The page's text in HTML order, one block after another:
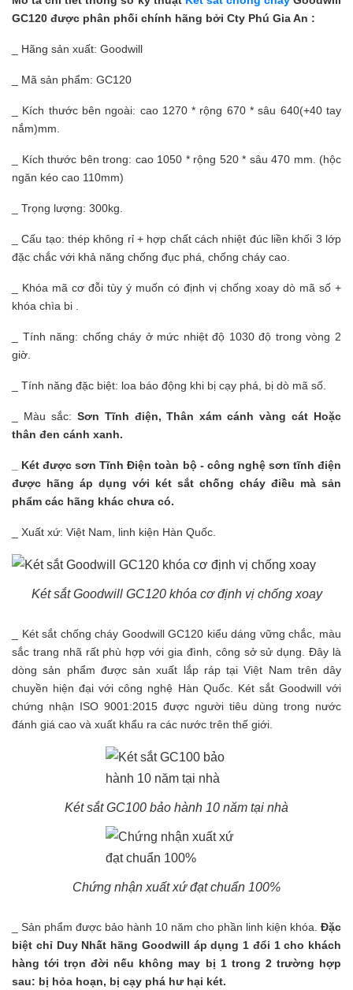
GC120 được phân phối chính hãng bởi Cty Phú Gia An :
_ Hãng sản xuất: Goodwill
_ Mã sản phẩm: GC120
_ Kích thước bên ngoài: cao 1270 * rộng 670 * sâu 640(+40 tay
nắm)mm.
_ Kích thước bên trong: cao 1050 * rộng 520 * sâu 470 mm. (hộc
ngăn kéo cao 110mm)
_ Trọng lượng: 300kg.
_ Cấu tạo: thép không rỉ + hợp chất cách nhiệt đúc liền khối 3 lớp
đặc chắc với khả năng chống đục phá, chống cháy cao.
_ Khóa mã cơ đỗi tùy ý muốn có định vị chống xoay dò mã số +
khóa chìa bi .
_ Tính năng: chống cháy ở mức nhiệt độ 1030 độ trong vòng 2
giờ.
_ Tính năng đặc biệt: loa báo động khi bị cạy phá, bị dò mã số.
_ Màu sắc: Sơn Tĩnh điện, Thân xám cánh vàng cát Hoặc
thân đen cánh xanh.
Két được sơn Tĩnh Điện toàn bộ - công nghệ sơn tĩnh điện
được hãng áp dụng với két sắt chống cháy điều mà sản
phẩm các hãng khác chưa có.
_ Xuất xứ: Việt Nam, linh kiện Hàn Quốc.
Két sắt Goodwill GC120 khóa cơ định vị chống xoay
_ Két sắt chống cháy Goodwill GC120 kiểu dáng vững chắc, màu
sắc trang nhã rất phù hợp với gia đình, công sở sử dụng. Đây là
dòng sản phẩm được sản xuất lắp ráp tại Việt Nam trên dây
chuyền hiện đại với công nghệ Hàn Quốc. Két sắt Goodwill với
chứng nhận ISO 9001:2015 được người tiêu dùng trong nước
đánh giá cao và xuất khẩu ra các nước trên thế giới.
Két sắt GC100 bảo hành 10 năm tại nhà
Chứng nhận xuất xứ đạt chuẩn 100%
_ Sản phẩm được bảo hành 10 năm cho phần linh kiện khóa. Đặc
biệt chỉ Duy Nhất hãng Goodwill áp dụng 1 đổi 1 cho khách
hàng tới trọn đời nếu không may bị 1 trong 2 trường hợp
sau: bị hỏa hoạn, bị cạy phá hư hại két.